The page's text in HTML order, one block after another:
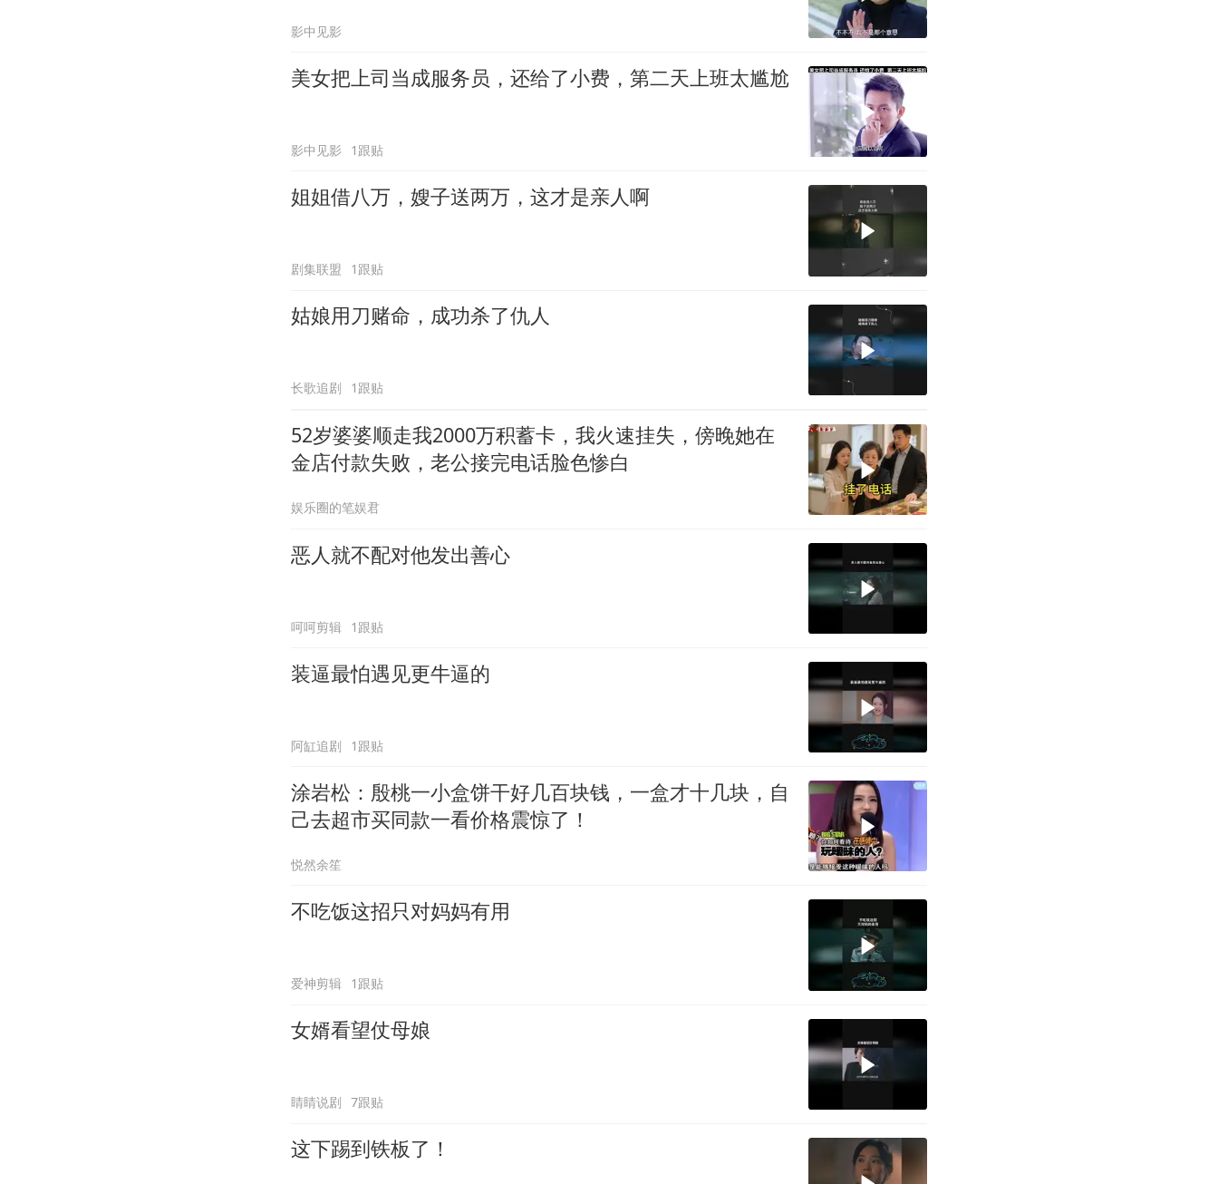
影中见影
美女把上司当成服务员，还给了小费，第二天上班太尴尬
影中见影 1跟贴
姐姐借八万，嫂子送两万，这才是亲人啊
剧集联盟 1跟贴
姑娘用刀赌命，成功杀了仇人
长歌追剧 1跟贴
52岁婆婆顺走我2000万积蓄卡，我火速挂失，傍晚她在
金店付款失败，老公接完电话脸色惨白
娱乐圈的笔娱君
恶人就不配对他发出善心
呵呵剪辑 1跟贴
装逼最怕遇见更牛逼的
阿缸追剧 1跟贴
涂岩松：殷桃一小盒饼干好几百块钱，一盒才十几块，自
己去超市买同款一看价格震惊了！
悦然余笙
不吃饭这招只对妈妈有用
爱神剪辑 1跟贴
女婿看望仗母娘
睛睛说剧 7跟贴
这下踢到铁板了！